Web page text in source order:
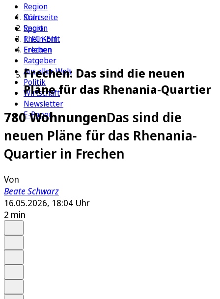
Region
Köln
Sport
1. FC Köln
Erleben
Ratgeber
Aus aller Welt
Politik
Wirtschaft
Newsletter
E-Paper
Startseite
Region
Rhein-Erft
Frechen
Frechen: Das sind die neuen
Pläne für das Rhenania-Quartier
780 WohnungenDas sind die
neuen Pläne für das Rhenania-
Quartier in Frechen
Von
Beate Schwarz
16.05.2026, 18:04 Uhr
2 min